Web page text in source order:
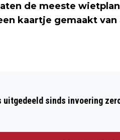
de meeste
kaartje gemaakt
LILIANE
uitgedeeld sinds invoering